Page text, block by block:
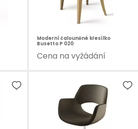
Moderní čalouněné křesílko
Busetto P 020
Cena na vyžádání